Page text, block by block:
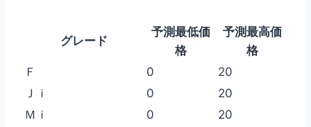
グレード
予測最低価
格
予測最高価
格
Ｆ
0
20
Ｊｉ
0
20
Ｍｉ
0
20